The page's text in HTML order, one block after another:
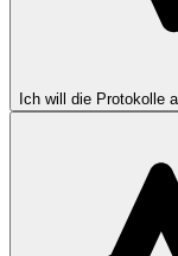
Ich will die Protokolle